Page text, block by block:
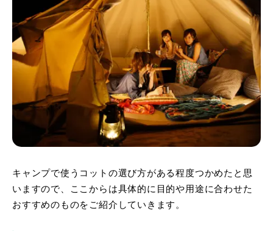
キャンプで使うコットの選び方がある程度つかめたと思
いますので、ここからは具体的に目的や用途に合わせた
おすすめのものをご紹介していきます。